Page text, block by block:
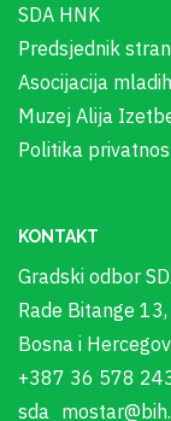
SDA HNK
Predsjednik
Asocijacija
Muzej Alija
Politika
KONTAKT
Gradski odbor
Rade Bitange
Bosna i
+387 36 578